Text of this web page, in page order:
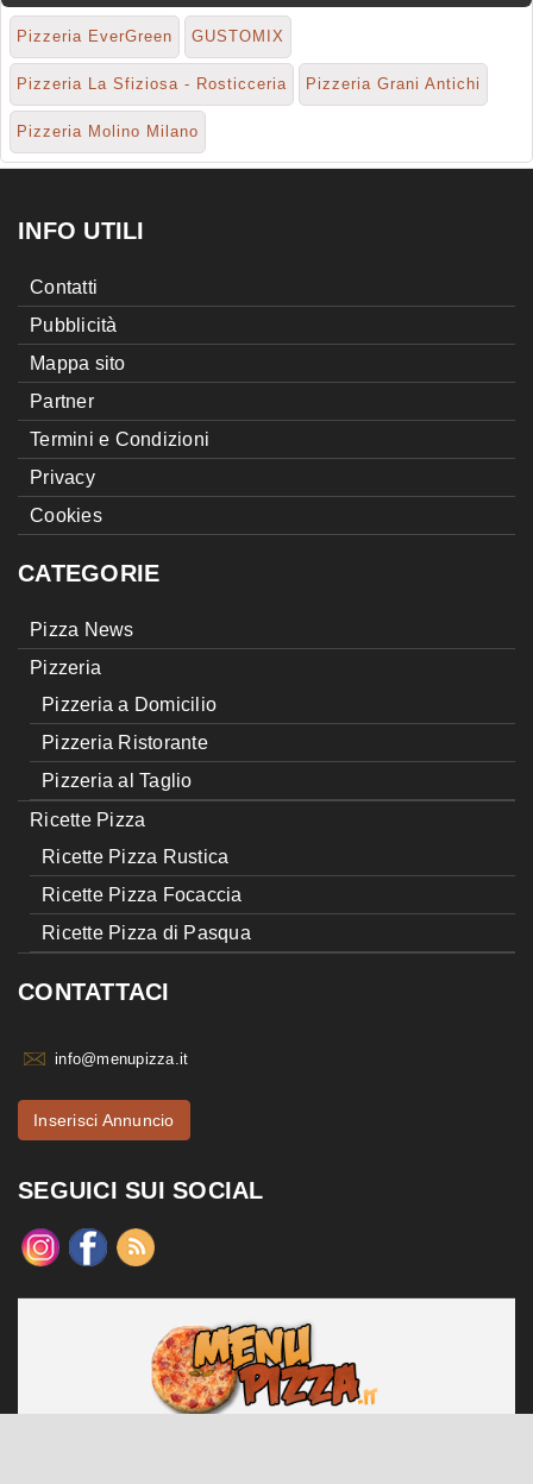
Pizzeria EverGreen GUSTOMIX
Pizzeria La Sfiziosa - Rosticceria Pizzeria Grani Antichi
Pizzeria Molino Milano
INFO UTILI
Contatti
Pubblicità
Mappa sito
Partner
Termini e Condizioni
Privacy
Cookies
CATEGORIE
Pizza News
Pizzeria
Pizzeria a Domicilio
Pizzeria Ristorante
Pizzeria al Taglio
Ricette Pizza
Ricette Pizza Rustica
Ricette Pizza Focaccia
Ricette Pizza di Pasqua
CONTATTACI
info@menupizza.it
Inserisci Annuncio
SEGUICI SUI SOCIAL